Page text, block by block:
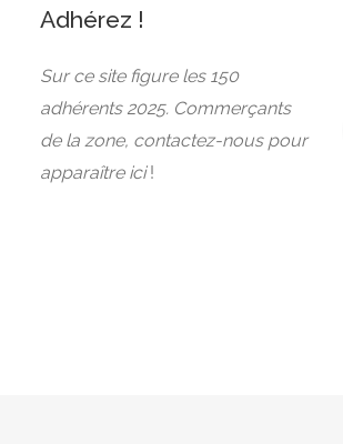
Adhérez !
Sur ce site figure les 150
adhérents 2025. Commerçants
de la zone, contactez-nous pour
apparaître ici!